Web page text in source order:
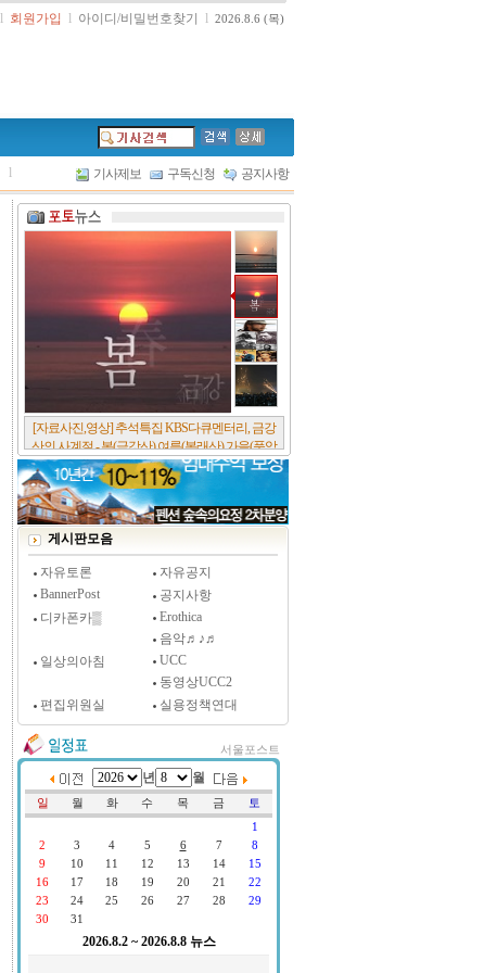
l 회원가입 l 아이디/비밀번호찾기 l 2026.8.6 (목)
l 기사제보 구독신청 공지사항
[자료사진,영상] 추석특집 KBS다큐멘터리, 금강
산의 사계절 - 봄(금강산),여름(봉래산),가을(풍악
산),겨울(개골산).. 유네스코 는 지난 7월 금강산을
세계유산에 등재
게시판모음
자유토론
자유공지
BannerPost
공지사항
디카폰카▒
Erothica
음악♬♪♬
일상의아침
UCC
동영상UCC2
편집위원실
실용정책연대
서울포스트